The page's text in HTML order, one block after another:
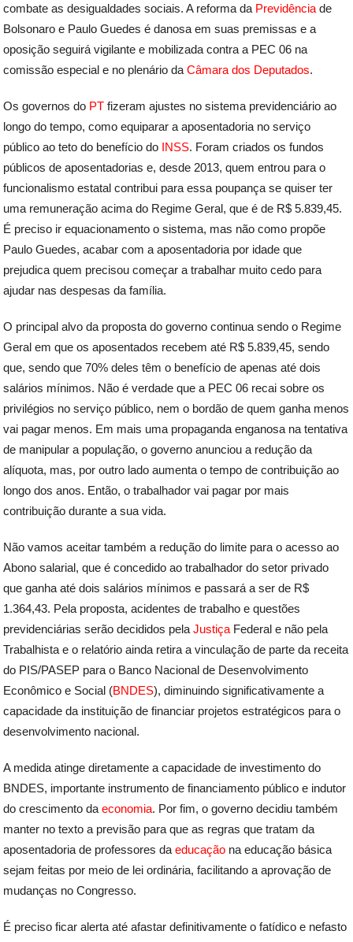
combate as desigualdades sociais. A reforma da Previdência de
Bolsonaro e Paulo Guedes é danosa em suas premissas e a
oposição seguirá vigilante e mobilizada contra a PEC 06 na
comissão especial e no plenário daCâmara dos Deputados.
Os governos do PT fizeram ajustes no sistema previdenciário ao
longo do tempo, como equiparar a aposentadoria no serviço
público ao teto do benefício do INSS. Foram criados os fundos
públicos de aposentadorias e, desde 2013, quem entrou para o
funcionalismo estatal contribui para essa poupança se quiser ter
uma remuneração acima do Regime Geral, que é de R$ 5.839,45.
É preciso ir equacionamento o sistema, mas não como propõe
Paulo Guedes, acabar com a aposentadoria por idade que
prejudica quem precisou começar a trabalhar muito cedo para
ajudar nas despesas da família.
O principal alvo da proposta do governo continua sendo o Regime
Geral em que os aposentados recebem até R$ 5.839,45, sendo
que, sendo que 70% deles têm o benefício de apenas até dois
salários mínimos. Não é verdade que a PEC 06 recai sobre os
privilégios no serviço público, nem o bordão de quem ganha menos
vai pagar menos. Em mais uma propaganda enganosa na tentativa
de manipular a população, o governo anunciou a redução da
alíquota, mas, por outro lado aumenta o tempo de contribuição ao
longo dos anos. Então, o trabalhador vai pagar por mais
contribuição durante a sua vida.
Não vamos aceitar também a redução do limite para o acesso ao
Abono salarial, que é concedido ao trabalhador do setor privado
que ganha até dois salários mínimos e passará a ser de R$
1.364,43. Pela proposta, acidentes de trabalho e questões
previdenciárias serão decididos pelaJustiça Federal e não pela
Trabalhista e o relatório ainda retira a vinculação de parte da receita
do PIS/PASEP para o Banco Nacional de Desenvolvimento
Econômico e Social (BNDES), diminuindo significativamente a
capacidade da instituição de financiar projetos estratégicos para o
desenvolvimento nacional.
A medida atinge diretamente a capacidade de investimento do
BNDES, importante instrumento de financiamento público e indutor
do crescimento daeconomia. Por fim, o governo decidiu também
manter no texto a previsão para que as regras que tratam da
aposentadoria de professores daeducação na educação básica
sejam feitas por meio de lei ordinária, facilitando a aprovação de
mudanças no Congresso.
É preciso ficar alerta até afastar definitivamente o fatídico e nefasto